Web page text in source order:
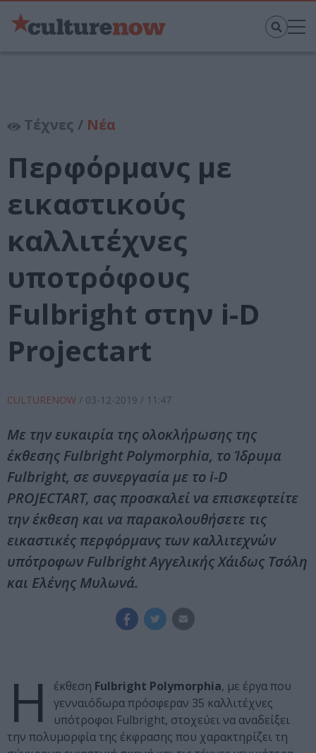
Τέχνες / Νέα
Περφόρμανς με
εικαστικούς
καλλιτέχνες
υποτρόφους
Fulbright στην i-D
Projectart
CULTURENOW / 03-12-2019 / 11:47
Με την ευκαιρία της ολοκλήρωσης της
έκθεσης Fulbright Polymorphia, το Ίδρυμα
Fulbright, σε συνεργασία με το i-D
PROJECTART, σας προσκαλεί να επισκεφτείτε
την έκθεση και να παρακολουθήσετε τις
εικαστικές περφόρμανς των καλλιτεχνών
υπότροφων Fulbright Αγγελικής Χάιδως Τσόλη
και Ελένης Μυλωνά.
Η έκθεση Fulbright Polymorphia, με έργα που
γενναιόδωρα πρόσφεραν 35 καλλιτέχνες
υπότροφοι Fulbright, στοχεύει να αναδείξει
την πολυμορφία της έκφρασης που χαρακτηρίζει τη